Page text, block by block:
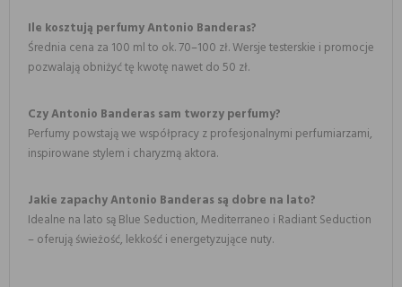
Ile kosztują perfumy Antonio Banderas?
Średnia cena za 100 ml to ok. 70–100 zł. Wersje testerskie i promocje
pozwalają obniżyć tę kwotę nawet do 50 zł.
Czy Antonio Banderas sam tworzy perfumy?
Perfumy powstają we współpracy z profesjonalnymi perfumiarzami,
inspirowane stylem i charyzmą aktora.
Jakie zapachy Antonio Banderas są dobre na lato?
Idealne na lato są Blue Seduction, Mediterraneo i Radiant Seduction
– oferują świeżość, lekkość i energetyzujące nuty.